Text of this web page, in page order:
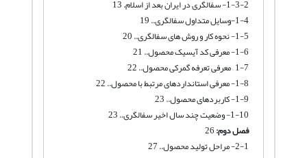
1-3-2- سفالگری در ایران بعد از اسلام. 13
1-4-وسایل متداول سفالگری.. 19
1-5- نحوه کار و روش های سفالگری.. 20
1-6- معرفی کد آیسیک محصول.. 21
1-7 – معرفی تعرفه گمرکی محصول.. 22
1-8- معرفی استانداردهای مرتبط با محصول.. 22
1-9- کاربردهای محصول.. 23
1-10- وضعیت چند سال اخیر سفالگری.. 23
فصل دوم:
2-1- مراحل تولید محصول.. 27